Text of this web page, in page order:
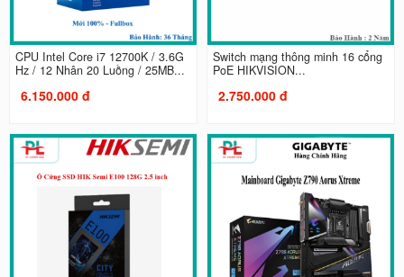
CPU Intel Core i7 12700K / 3.6G
Hz / 12 Nhân 20 Luồng / 25MB...
6.150.000 đ
Switch mạng thông minh 16 cổng
PoE HIKVISION...
2.750.000 đ